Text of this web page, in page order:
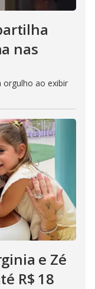
nas
orgulho ao exibir
e Zé
R$ 18